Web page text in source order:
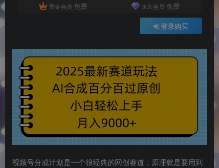
黄金会员 免费 永久会员 免费
登录购买
视频号分成计划是一个很经典的网创赛道，原理就是要用到